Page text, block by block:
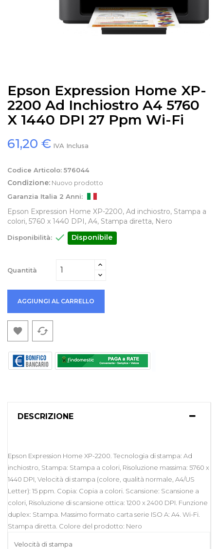
Epson Expression Home XP-
2200 Ad Inchiostro A4 5760
X 1440 DPI 27 Ppm Wi-Fi
61,20 € IVA Inclusa
Codice Articolo: 576044
Condizione: Nuovo prodotto
Garanzia Italia 2 Anni:
Epson Expression Home XP-2200, Ad inchiostro, Stampa a
colori, 5760 x 1440 DPI, A4, Stampa diretta, Nero
Disponibilità:  Disponibile
Quantità
AGGIUNGI AL CARRELLO
 cached
DESCRIZIONE
Epson Expression Home XP-2200. Tecnologia di stampa: Ad
inchiostro, Stampa: Stampa a colori, Risoluzione massima: 5760 x
1440 DPI, Velocità di stampa (colore, qualità normale, A4/US
Letter): 15 ppm. Copia: Copia a colori. Scansione: Scansione a
colori, Risoluzione di scansione ottica: 1200 x 2400 DPI. Funzione
duplex: Stampa. Massimo formato carta serie ISO A: A4. Wi-Fi.
Stampa diretta. Colore del prodotto: Nero
Velocità di stampa